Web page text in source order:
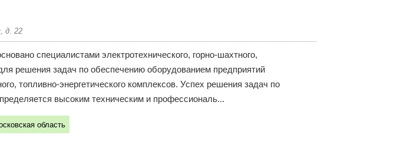
д. 22
специалистами электротехнического, горно-шахтного,
решения задач по обеспечению оборудованием предприятий
топливно-энергетического комплексов. Успех решения задач по
высоким техническим и профессиональ...
область